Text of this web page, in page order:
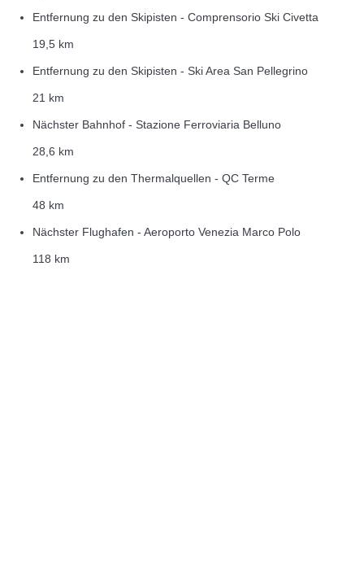
Entfernung zu den Skipisten - Comprensorio Ski Civetta
19,5 km
Entfernung zu den Skipisten - Ski Area San Pellegrino
21 km
Nächster Bahnhof - Stazione Ferroviaria Belluno
28,6 km
Entfernung zu den Thermalquellen - QC Terme
48 km
Nächster Flughafen - Aeroporto Venezia Marco Polo
118 km